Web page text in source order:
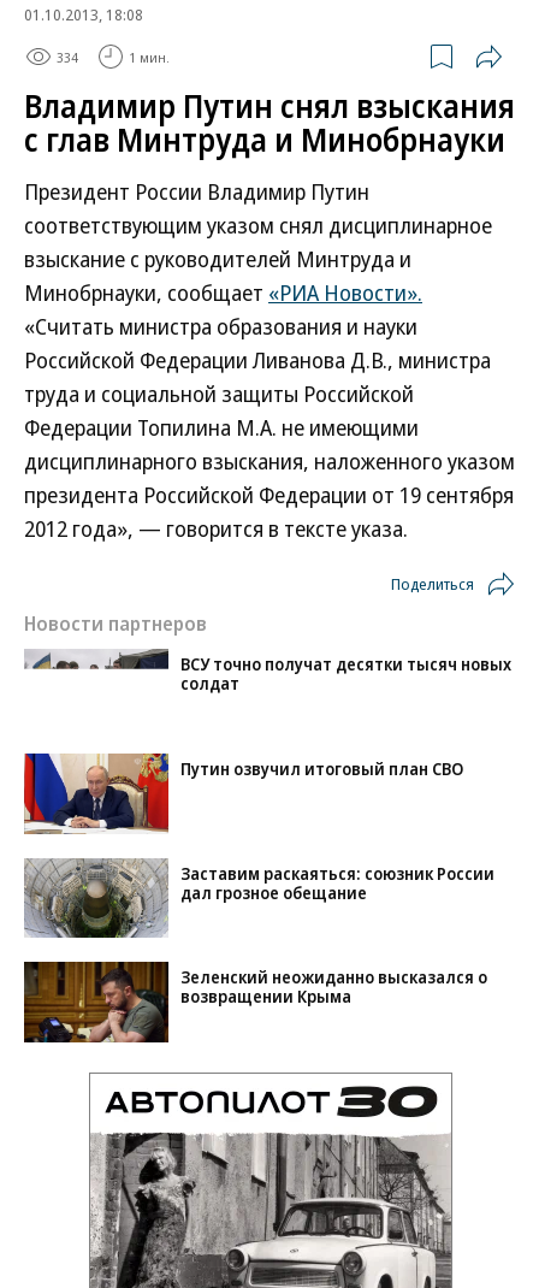
01.10.2013, 18:08
334 1 мин.
Владимир Путин снял взыскания
с глав Минтруда и Минобрнауки
Президент России Владимир Путин
соответствующим указом снял дисциплинарное
взыскание с руководителей Минтруда и
Минобрнауки, сообщает «РИА Новости».
«Считать министра образования и науки
Российской Федерации Ливанова Д.В., министра
труда и социальной защиты Российской
Федерации Топилина М.А. не имеющими
дисциплинарного взыскания, наложенного указом
президента Российской Федерации от 19 сентября
2012 года», — говорится в тексте указа.
Поделиться
Новости партнеров
ВСУ точно получат десятки тысяч новых
солдат
Путин озвучил итоговый план СВО
Заставим раскаяться: союзник России
дал грозное обещание
Зеленский неожиданно высказался о
возвращении Крыма